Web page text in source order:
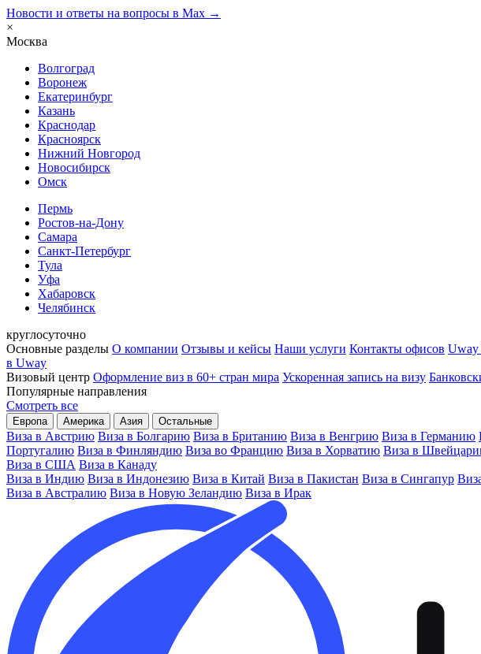
Новости и ответы на вопросы в Max →
×
Москва
Волгоград
Воронеж
Екатеринбург
Казань
Краснодар
Красноярск
Нижний Новгород
Новосибирск
Омск
Пермь
Ростов-на-Дону
Самара
Санкт-Петербург
Тула
Уфа
Хабаровск
Челябинск
круглосуточно
Основные разделы О компании Отзывы и кейсы Наши услуги Контакты офисов Uway
в Uway
Визовый центр Оформление виз в 60+ стран мира Ускоренная запись на визу
Популярные направления
Смотреть все
Европа Америка Азия Остальные
Виза в Австрию Виза в Болгарию Виза в Британию Виза в Венгрию Виза в Германию
Португалию Виза в Финляндию Виза во Францию Виза в Хорватию Виза в
Виза в США Виза в Канаду
Виза в Индию Виза в Индонезию Виза в Китай Виза в Пакистан Виза в Сингапур
Виза в Австралию Виза в Новую Зеландию Виза в Ирак